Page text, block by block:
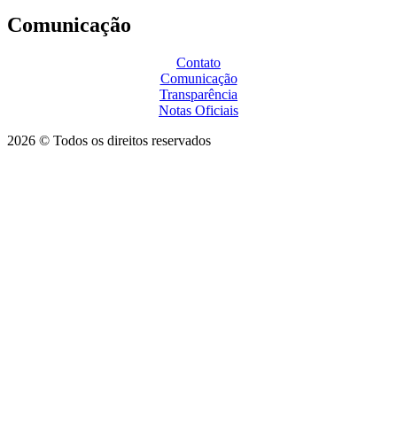
Comunicação
Contato
Comunicação
Transparência
Notas Oficiais
2026 © Todos os direitos reservados